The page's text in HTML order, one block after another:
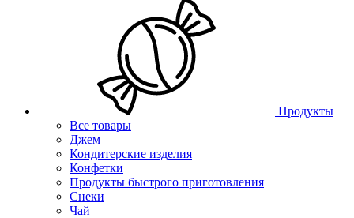
Продукты
Все товары
Джем
Кондитерские изделия
Конфетки
Продукты быстрого приготовления
Снеки
Чай